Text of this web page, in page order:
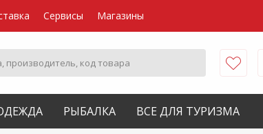
Сервисы Магазины
РЫБАЛКА ВСЕ ДЛЯ ТУРИЗМА